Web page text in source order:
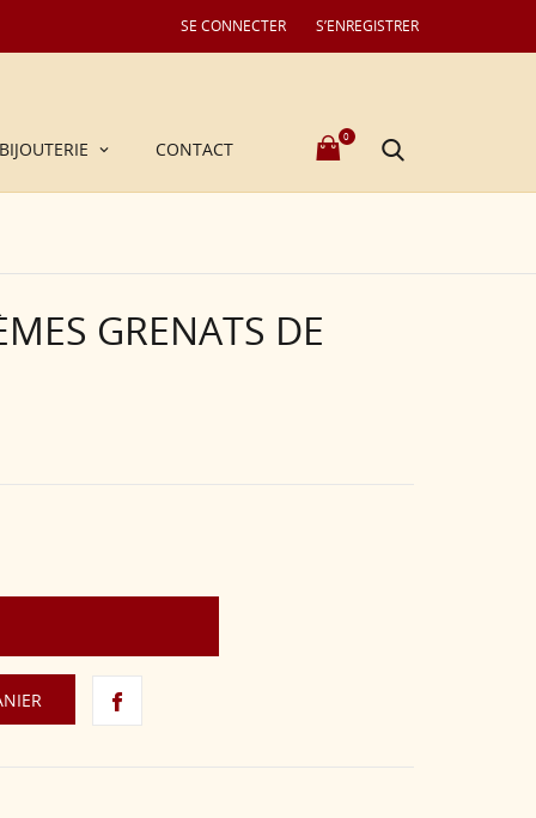
SE CONNECTER S’ENREGISTRER
BIJOUTERIE CONTACT
0
GRENATS DE